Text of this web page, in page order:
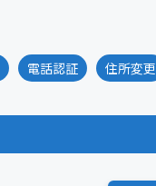
電話認証 住所変更